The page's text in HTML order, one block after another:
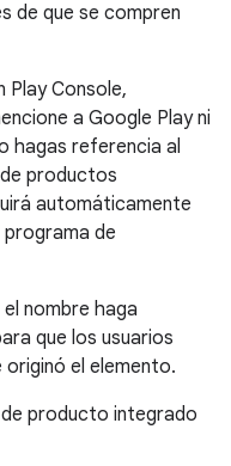
de que se compren
Play Console,
a Google Play ni
hagas referencia al
productos
automáticamente
programa de
nombre haga
que los usuarios
el elemento.
de producto integrado